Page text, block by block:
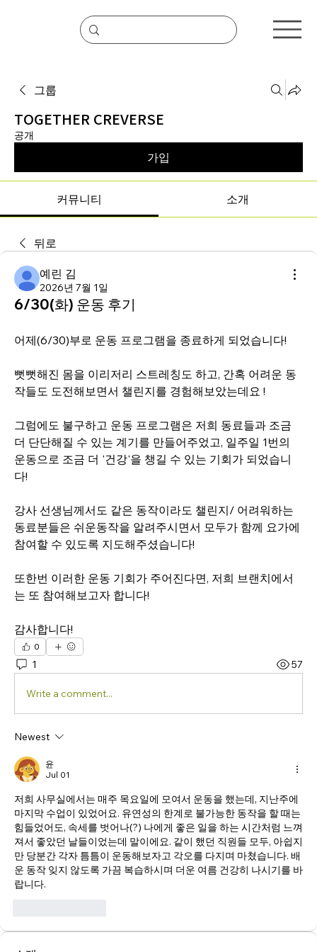
그룹
TOGETHER CREVERSE
공개
가입
커뮤니티 소개
뒤로
예린 김
2026년 7월 1일
6/30(화) 운동 후기
어제(6/30)부로 운동 프로그램을 종료하게 되었습니다!
뻣뻣해진 몸을 이리저리 스트레칭도 하고, 간혹 어려운 동
작들도 도전해보면서 챌린지를 경험해보았는데요 !
그럼에도 불구하고 운동 프로그램은 저희 동료들과 조금
더 단단해질 수 있는 계기를 만들어주었고, 일주일 1번의
운동으로 조금 더 '건강'을 챙길 수 있는 기회가 되었습니
다!
강사 선생님께서도 같은 동작이라도 챌린지/ 어려워하는
동료분들은 쉬운동작을 알려주시면서 모두가 함께 요가에
참여할 수 있도록 지도해주셨습니다!
또한번 이러한 운동 기회가 주어진다면, 저희 브랜치에서
는 또 참여해보고자 합니다!
감사합니다!
0
1 57
Write a comment...
Newest
윤
Jul 01
저희 사무실에서는 매주 목요일에 모여서 운동을 했는데, 지난주에
마지막 수업이 있었어요. 유연성의 한계로 불가능한 동작을 할 때는
힘들었어도, 속세를 벗어나(?) 나에게 좋은 일을 하는 시간처럼 느껴
져서 좋았던 날들이었는데 말이에요. 같이 했던 직원들 모두, 아쉽지
만 당분간 각자 틈틈이 운동해보자고 각오를 다지며 마쳤습니다. 배
운 동작 잊지 않도록 가끔 복습하시며 더운 여름 건강히 나시기를 바
랍니다.